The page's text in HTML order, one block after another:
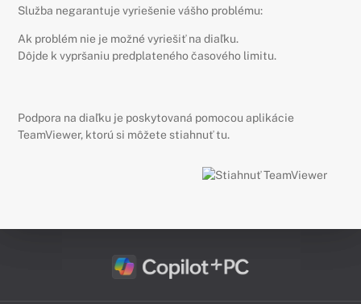
Služba negarantuje vyriešenie vášho problému:
Ak problém nie je možné vyriešiť na diaľku.
Dôjde k vypršaniu predplateného časového limitu.
Podpora na diaľku je poskytovaná pomocou aplikácie
TeamViewer, ktorú si môžete stiahnuť tu.